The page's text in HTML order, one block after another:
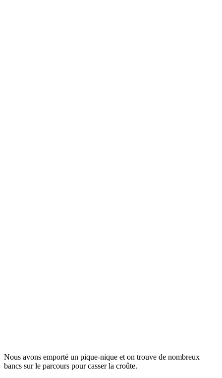
Nous avons emporté un pique-nique et on trouve de nombreux
bancs sur le parcours pour casser la croûte.